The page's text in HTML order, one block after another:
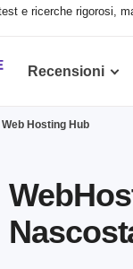
e ricerche rigorosi,
Recensioni
Web Hosting Hub